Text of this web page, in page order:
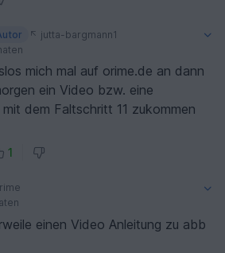
jutta-bargmann1
mich mal auf orime.de an dann
ein Video bzw. eine
dem Faltschritt 11 zukommen
1
einen Video Anleitung zu abb